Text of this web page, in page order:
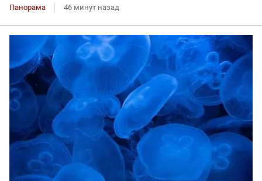
Панорама 46 минут назад